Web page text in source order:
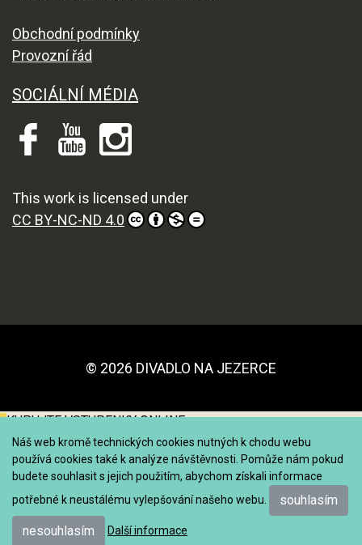
Obchodní podmínky
Provozní řád
SOCIÁLNÍ MÉDIA
This work is licensed under
CC BY-NC-ND 4.0
© 2026 DIVADLO NA JEZERCE
Náš web kromě technických cookies nutných k chodu webu
používá cookies také k analýze návštěvnosti. Pomůže nám pokud
budete souhlasit s jejich použitím, abychom získali informace
potřebné k neustálému vylepšování našeho webu.
souhlasím
nesouhlasím
Další informace
KUPUJTE VSTUPENKY ONLINE